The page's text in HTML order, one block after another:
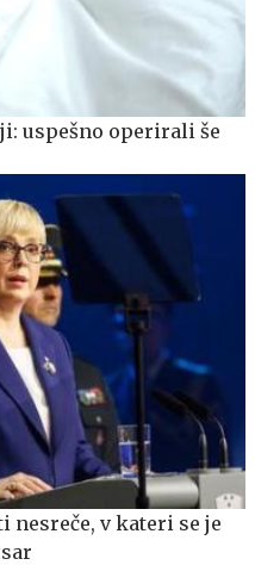
uspešno operirali še
v kateri se je